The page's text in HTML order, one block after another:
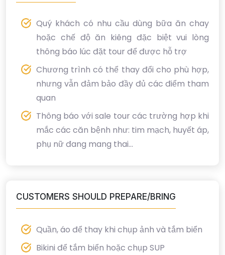
Quý khách có nhu cầu dùng bữa ăn chay
hoặc chế độ ăn kiêng đặc biệt vui lòng
thông báo lúc đặt tour để được hỗ trợ
Chương trình có thể thay đổi cho phù hợp,
nhưng vẫn đảm bảo đầy đủ các điểm tham
quan
Thông báo với sale tour các trường hợp khi
mắc các căn bệnh như: tim mạch, huyết áp,
phụ nữ đang mang thai...
CUSTOMERS SHOULD PREPARE/BRING
Quần, áo để thay khi chụp ảnh và tắm biển
Bikini để tắm biển hoặc chụp SUP